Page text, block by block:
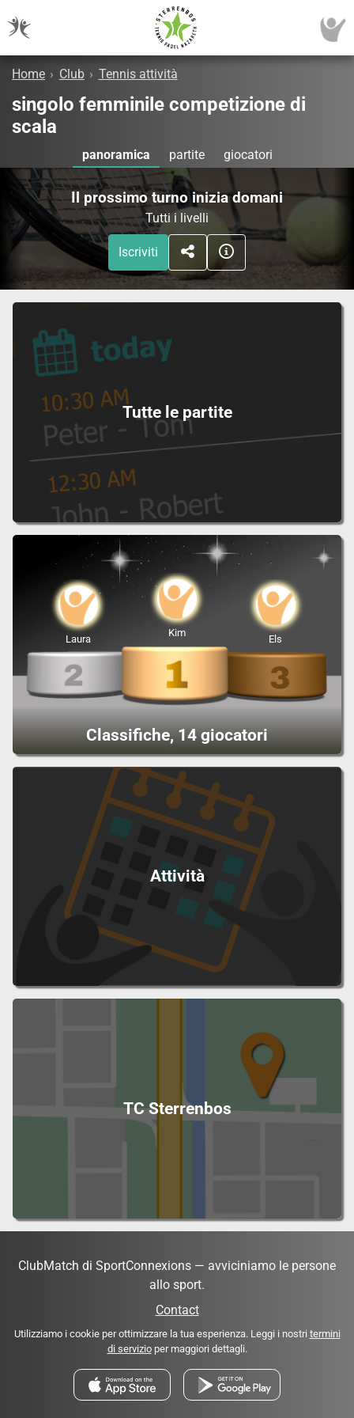
Home › Club › Tennis attività
singolo femminile competizione di
scala
panoramica partite giocatori
Il prossimo turno inizia domani
Tutti i livelli
Iscriviti
Tutte le partite
Classifiche, 14 giocatori
Kim
Laura Els
Attività
TC Sterrenbos
ClubMatch di SportConnexions — avviciniamo le persone
allo sport.
Contact
Utilizziamo i cookie per ottimizzare la tua esperienza. Leggi i nostri termini
di servizioper maggiori dettagli.